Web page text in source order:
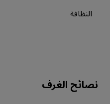
النظافة
نصائح الغرف